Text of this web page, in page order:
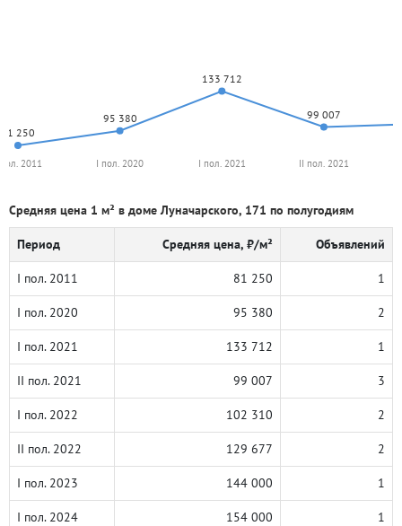
81 250
95 380
133 712
99 007
2011 I пол. 2020 I пол. 2021 II пол. 2021
Средняя цена 1 м² в доме Луначарского, 171 по полугодиям
Период Средняя цена, ₽/м² Объявлений
I пол. 2011 81 250 1
I пол. 2020 95 380 2
I пол. 2021 133 712 1
II пол. 2021 99 007 3
I пол. 2022 102 310 2
II пол. 2022 129 677 2
I пол. 2023 144 000 1
I пол. 2024 154 000 1